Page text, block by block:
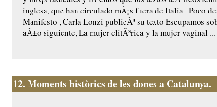
inglesa, que han circulado mÃ¡s fuera de Italia . Poco
Manifesto , Carla Lonzi publicÃ³ su texto Escupamos
aÃ±o siguiente, La mujer clitÃ³rica y la mujer vaginal ...
12. Moments històrics de les dones a Catalunya.